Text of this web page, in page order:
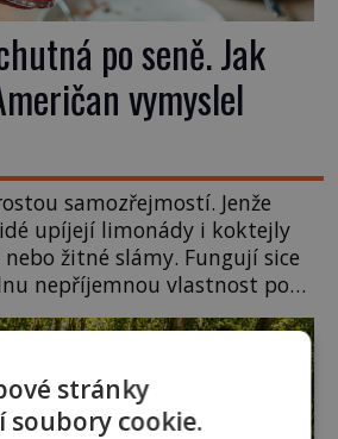
po seně. Jak
vymyslel
samozřejmostí. Jenže
upíjejí limonády i koktejly
žitné slámy. Fungují sice
nepříjemnou vlastnost po
nápoji dodávají travnatou
drobná nepříjemnost přivede
způsob pití po celém […]
stránky
soubory cookie.